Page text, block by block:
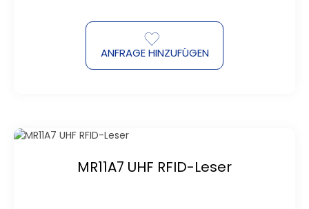
ANFRAGE HINZUFÜGEN
MR11A7 UHF RFID-Leser